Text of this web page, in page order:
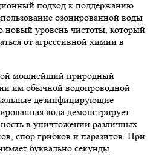
подход к поддержанию
озонированной воды
новый уровень чистоты, который
от агрессивной химии в
мощнейший природный
им обычной водопроводной
дезинфицирующие
вода демонстрирует
в уничтожении различных
спор грибков и паразитов. При
буквально секунды.